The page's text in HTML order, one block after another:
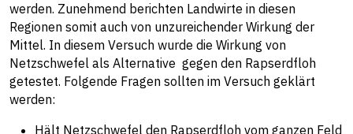
werden. Zunehmend berichten Landwirte in diesen
Regionen somit auch von unzureichender Wirkung der
Mittel. In diesem Versuch wurde die Wirkung von
Netzschwefel als Alternative gegen den Rapserdfloh
getestet. Folgende Fragen sollten im Versuch geklärt
werden:
Hält Netzschwefel den Rapserdfloh vom ganzen Feld